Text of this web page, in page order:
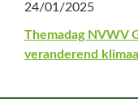
24/01/2025
Themadag NVWV
veranderend